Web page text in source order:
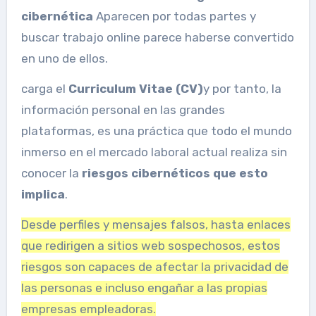
cibernética Aparecen por todas partes y
buscar trabajo online parece haberse convertido
en uno de ellos.
carga el Curriculum Vitae (CV)y por tanto, la
información personal en las grandes
plataformas, es una práctica que todo el mundo
inmerso en el mercado laboral actual realiza sin
conocer la riesgos cibernéticos que esto
implica.
Desde perfiles y mensajes falsos, hasta enlaces
que redirigen a sitios web sospechosos, estos
riesgos son capaces de afectar la privacidad de
las personas e incluso engañar a las propias
empresas empleadoras.